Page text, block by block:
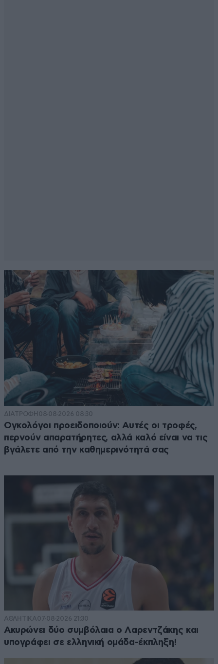
ΔΙΑΤΡΟΦΗ 08·08·2026 08:30
Ογκολόγοι προειδοποιούν: Αυτές οι τροφές,
περνούν απαρατήρητες, αλλά καλό είναι να τις
βγάλετε από την καθημερινότητά σας
ΑΘΛΗΤΙΚΑ07·08·2026 21:30
Ακυρώνει δύο συμβόλαια ο Λαρεντζάκης και
υπογράφει σε ελληνική ομάδα-έκπληξη!